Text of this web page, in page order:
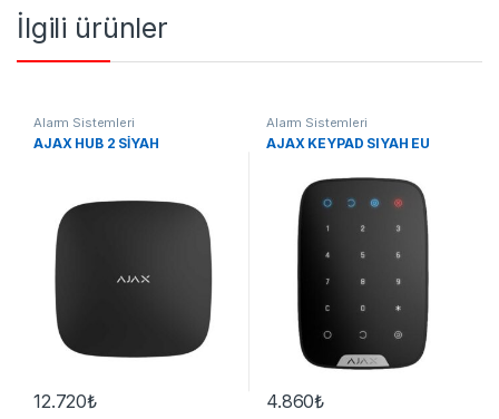
İlgili ürünler
Alarm Sistemleri
AJAX HUB 2 SİYAH
12.720₺
Alarm Sistemleri
AJAX KEYPAD SIYAH EU
4.860₺